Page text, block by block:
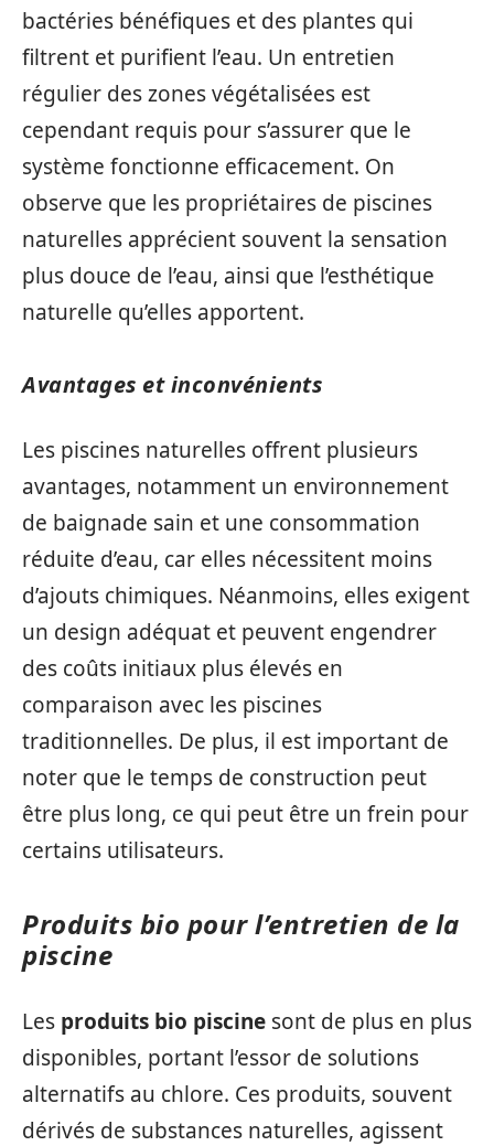
bactéries bénéfiques et des plantes qui
filtrent et purifient l’eau. Un entretien
régulier des zones végétalisées est
cependant requis pour s’assurer que le
système fonctionne efficacement. On
observe que les propriétaires de piscines
naturelles apprécient souvent la sensation
plus douce de l’eau, ainsi que l’esthétique
naturelle qu’elles apportent.
Avantages et inconvénients
Les piscines naturelles offrent plusieurs
avantages, notamment un environnement
de baignade sain et une consommation
réduite d’eau, car elles nécessitent moins
d’ajouts chimiques. Néanmoins, elles exigent
un design adéquat et peuvent engendrer
des coûts initiaux plus élevés en
comparaison avec les piscines
traditionnelles. De plus, il est important de
noter que le temps de construction peut
être plus long, ce qui peut être un frein pour
certains utilisateurs.
Produits bio pour l’entretien de la
piscine
Les produits bio piscine sont de plus en plus
disponibles, portant l’essor de solutions
alternatifs au chlore. Ces produits, souvent
dérivés de substances naturelles, agissent